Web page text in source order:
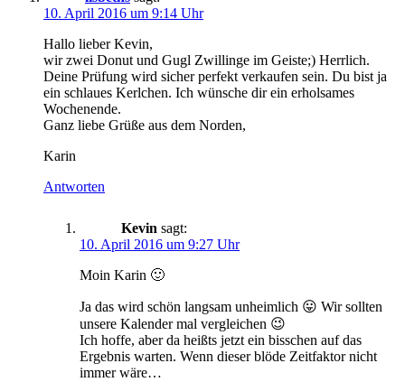
10. April 2016 um 9:14 Uhr
Hallo lieber Kevin,
wir zwei Donut und Gugl Zwillinge im Geiste;) Herrlich.
Deine Prüfung wird sicher perfekt verkaufen sein. Du bist ja
ein schlaues Kerlchen. Ich wünsche dir ein erholsames
Wochenende.
Ganz liebe Grüße aus dem Norden,
Karin
Antworten
Kevin sagt:
10. April 2016 um 9:27 Uhr
Moin Karin 🙂
Ja das wird schön langsam unheimlich 😛 Wir sollten
unsere Kalender mal vergleichen 😉
Ich hoffe, aber da heißts jetzt ein bisschen auf das
Ergebnis warten. Wenn dieser blöde Zeitfaktor nicht
immer wäre…